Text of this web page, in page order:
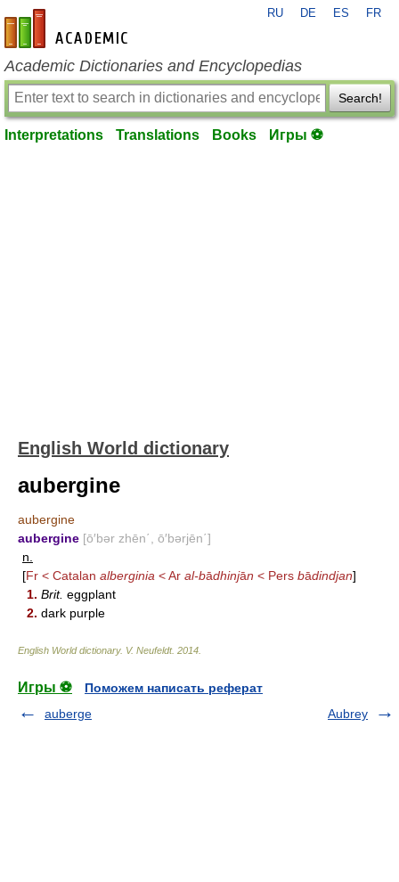
en-academic.com
RU DE ES FR
Academic Dictionaries and Encyclopedias
Search!
Interpretations Translations Books Игры ⚽
English World dictionary
aubergine
aubergine
aubergine [ō′bər zhēn΄, ō′bərjēn΄]
n.
[Fr < Catalan alberginia < Ar al-bādhinjān < Pers bādindjan]
1. Brit. eggplant
2. dark purple
English World dictionary. V. Neufeldt. 2014
Игры ⚽
Поможем написать реферат
auberge
Aubrey